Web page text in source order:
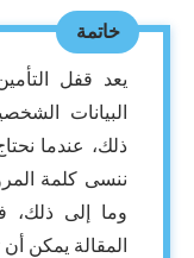
خاتمة
يعد قفل
البيانات
ذلك، عندما
وما إلى ذلك،
المقالة يمكن